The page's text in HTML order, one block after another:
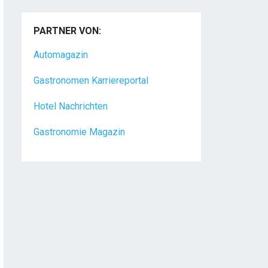
PARTNER VON:
Automagazin
Gastronomen Karriereportal
Hotel Nachrichten
Gastronomie Magazin